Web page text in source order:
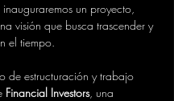
un proyecto,
visión que busca trascender y
el tiempo.
de estructuración y trabajo
Financial Investors, una